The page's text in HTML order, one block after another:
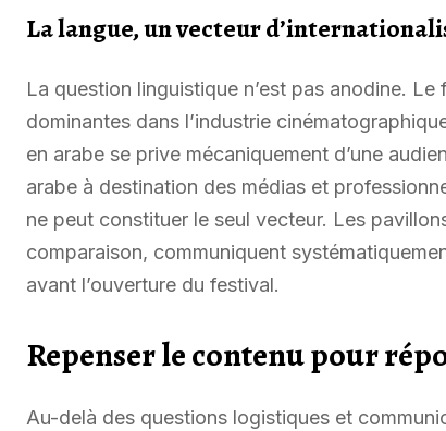
La langue, un vecteur
La question linguistique n’est pas anodine.
dominantes dans l’industrie
en arabe se prive mécaniquement d’une
arabe à destination des médias et
ne peut constituer le seul vecteur. Les
comparaison, communiquent
avant l’ouverture du festival.
Repenser le contenu pour
Au-delà des questions logistiques et